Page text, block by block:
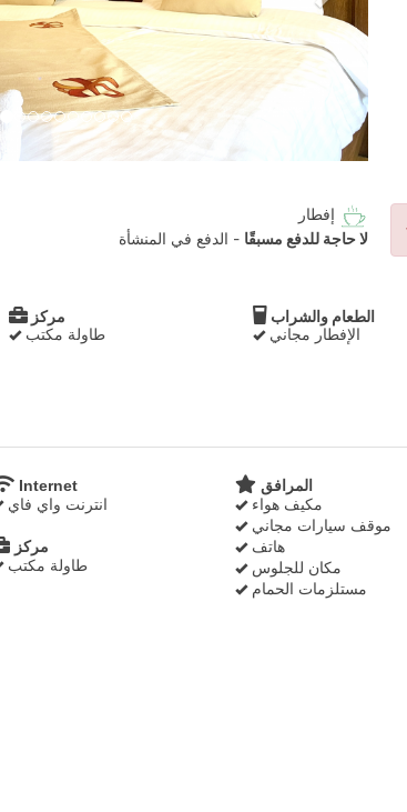
إفطار
لا حاجة للدفع مسبقًا - الدفع في المنشأة
مركز
طاولة مكتب
الطعام والشراب
الإفطار مجاني
Internet
انترنت واي فاي
المرافق
مكيف هواء
موقف سيارات مجاني
هاتف
مكان للجلوس
مستلزمات الحمام
مركز
طاولة مكتب